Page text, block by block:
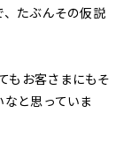
たぶんその仮説
もお客さまにもそ
と思っていま